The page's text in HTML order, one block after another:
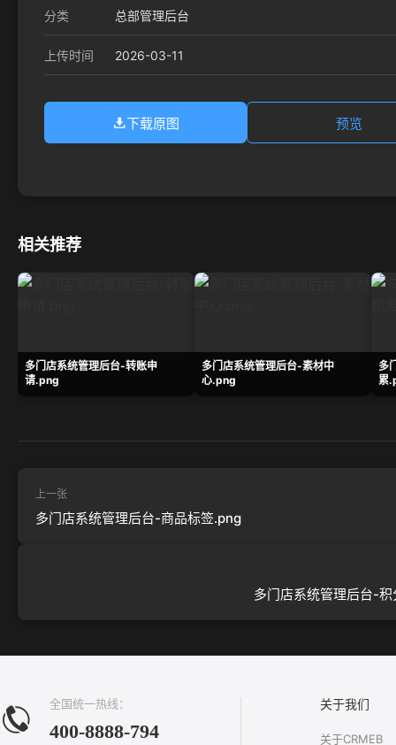
分类 总部管理后台
上传时间 2026-03-11
下载原图 预览
相关推荐
多门店系统管理后台-转账申
请.png
多门店系统管理后台-素材中
心.png
多
累
上一张
多门店系统管理后台-商品标签.png
多门店系统管理后台-
全国统一热线：
400-8888-794
关于我们
关于CRMEB